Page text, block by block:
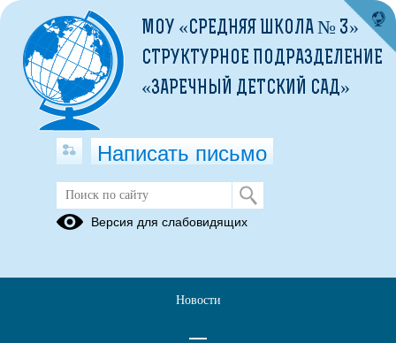
Порядок обеспечения бесплатным
одноразовым горячим питанием
посещающих гпд
МОУ «СРЕДНЯЯ ШКОЛА № 3»
СТРУКТУРНОЕ ПОДРАЗДЕЛЕНИЕ
«ЗАРЕЧНЫЙ ДЕТСКИЙ САД»
Написать письмо
Версия для слабовидящих
Новости